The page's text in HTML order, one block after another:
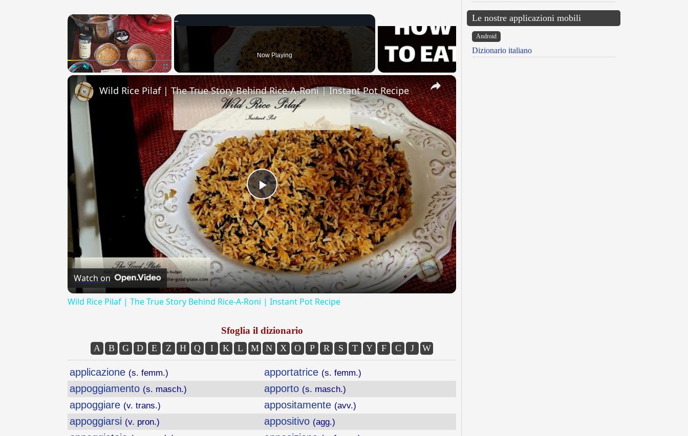
×
Unmute Fullscreen
Now Playing
×
Play
Video
Wild Rice Pilaf | The True Story Behind Rice-A-Roni | Instant Pot Recipe
Watch on
Wild Rice Pilaf | The True Story Behind Rice-A-Roni | Instant Pot Recipe
Sfoglia il dizionario
A B G D E Z H Q I K L M N X O P R S T Y F C J W
applicazione (s. femm.)
appoggiamento (s. masch.)
appoggiare (v. trans.)
appoggiarsi (v. pron.)
apportatrice (s. femm.)
apporto (s. masch.)
appositamente (avv.)
appositivo (agg.)
Le nostre applicazioni mobili
Android
Dizionario italiano